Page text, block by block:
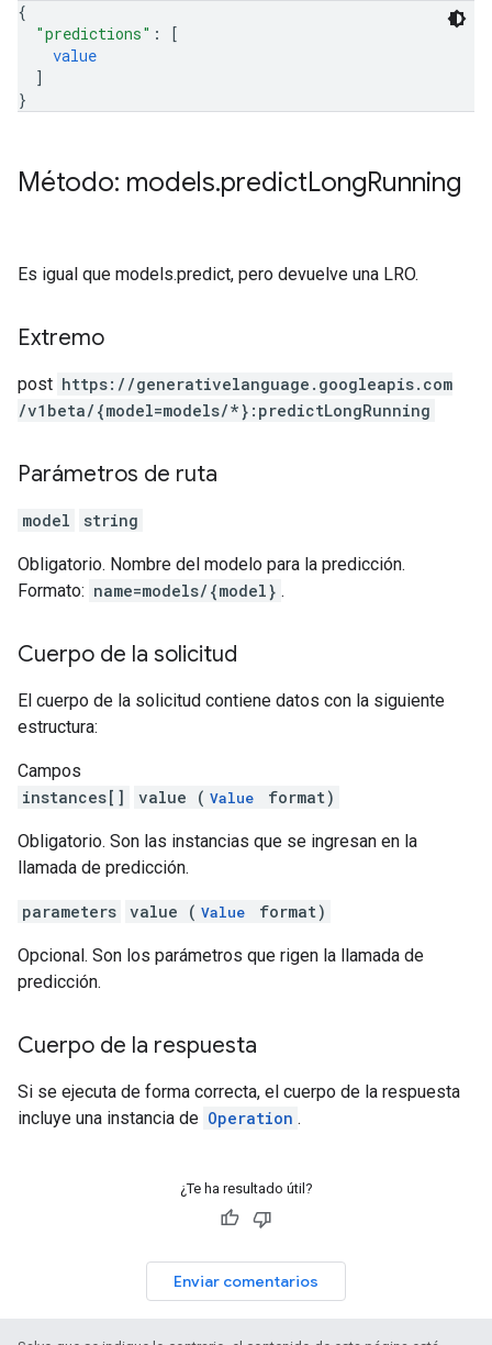
{
"predictions" :
[
value
]
}
Método: models.predictLongRunning
Es igual que models.predict, pero devuelve una LRO.
Extremo
post https: / /generativelanguage.googleapis.com
/v1beta/{model=models/*}:predictLongRunning
Parámetros de ruta
model string
Obligatorio. Nombre del modelo para la predicción.
Formato: name=models/{model} .
Cuerpo de la solicitud
El cuerpo de la solicitud contiene datos con la siguiente
estructura:
Campos
instances[]
value ( Value format)
Obligatorio. Son las instancias que se ingresan en la
llamada de predicción.
parameters value ( Value format)
Opcional. Son los parámetros que rigen la llamada de
predicción.
Cuerpo de la respuesta
Si se ejecuta de forma correcta, el cuerpo de la respuesta
incluye una instancia de Operation .
¿Te ha resultado útil?
Enviar comentarios